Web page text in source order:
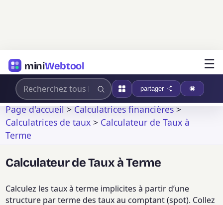
miniWebtool ☰
partager
Page d'accueil>Calculatrices financières>
Calculatrices de taux > Calculateur de Taux à
Terme
Calculateur de Taux à Terme
Calculez les taux à terme implicites à partir d’une
structure par terme des taux au comptant (spot). Collez